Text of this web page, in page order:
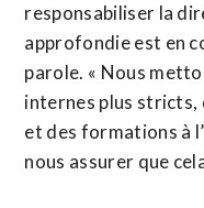
responsabiliser la
approfondie est en
parole. « Nous
internes plus
et des formations à
nous assurer que